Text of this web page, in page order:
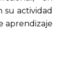
su actividad
aprendizaje